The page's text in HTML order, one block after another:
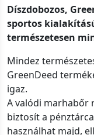
Díszdobozos,
sportos
természetesen
Mindez
GreenDeed
igaz.
A valódi marhabőr
biztosít a
használhat majd,